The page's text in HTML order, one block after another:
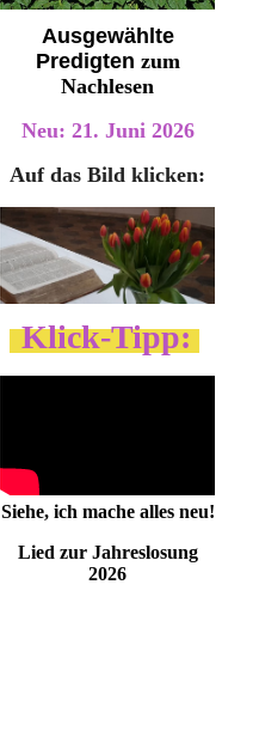
Ausgewählte
Predigten zum
Nachlesen
Neu: 21. Juni 2026
Auf das Bild klicken:
Klick-Tipp:
Siehe, ich mache alles neu!
Lied zur Jahreslosung
2026